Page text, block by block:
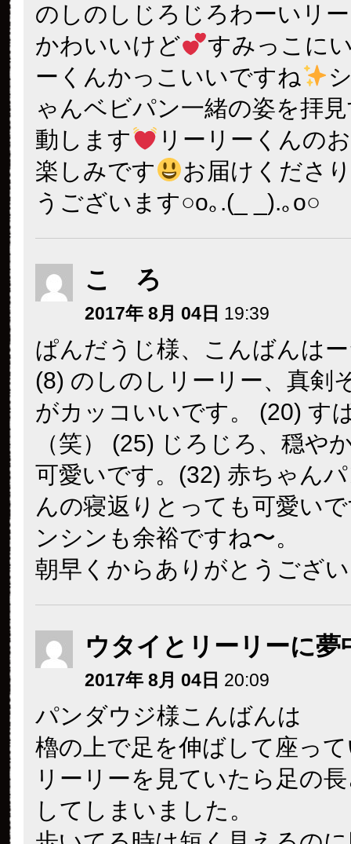
のしのしじろじろわーいリ
かわいいけど
すみっこに
ーくんかっこいいですね
ゃんベビパン一緒の姿を拝
動します
リーリーくんの
楽しみです
お届けくださ
うございます○o｡.(_ _).｡o○
こ ろ
2017年 8月 04日 19:39
ぱんだうじ様、こんばんは
(8) のしのしリーリー、真剣
がカッコいいです。 (20) す
（笑） (25) じろじろ、穏や
可愛いです。(32) 赤ちゃん
んの寝返りとっても可愛い
ンシンも余裕ですね〜。
朝早くからありがとうござ
ウタイとリーリーに夢
2017年 8月 04日 20:09
パンダウジ様こんばんは
櫓の上で足を伸ばして座っ
リーリーを見ていたら足の
してしまいました。